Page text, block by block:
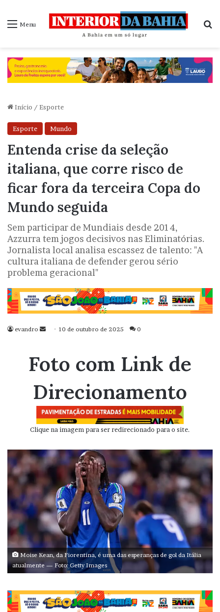
Menu
Início / Esporte
Esporte Mundo
Entenda crise da seleção
italiana, que corre risco de
ficar fora da terceira Copa do
Mundo seguida
Sem participar de Mundiais desde 2014,
Azzurra tem jogos decisivos nas Eliminatórias.
Jornalista local analisa escassez de talento: "A
cultura italiana de defender gerou sério
problema geracional"
evandro
Mande
mail
10 de outubro de 2025 0
Foto com Link de
Direcionamento
Clique na imagem para ser redirecionado para o site.
Moise Kean, da Fiorentina, é uma das esperanças de gol da Itália
atualmente — Foto: Getty Images